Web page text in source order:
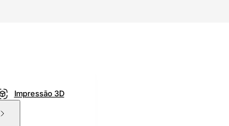
Impressão 3D